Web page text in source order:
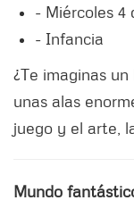
- Miércoles 4
- Infancia
¿Te imaginas
unas alas
juego y el arte,
Mundo